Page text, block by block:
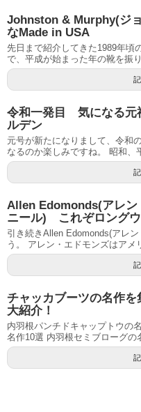
Johnston & Murphy(ジ
なMade in USA
先日まで紹介してきた1989年
で、平成が始まった年の靴を振
令和一発目 気になる
ルデン
元号が新たになりまして、令和
なるのか楽しみですね。 昭和、
Allen Edomonds(アレ
ニール) これぞロング
引き続きAllen Edomonds(アレ
う。 アレン・エドモンズはア
チャッカブーツの名作
大紹介！
内羽根パンチドキャップトウの
名作10選 内羽根セミブローグの